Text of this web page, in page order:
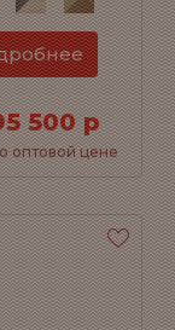
500 р
оптовой цене